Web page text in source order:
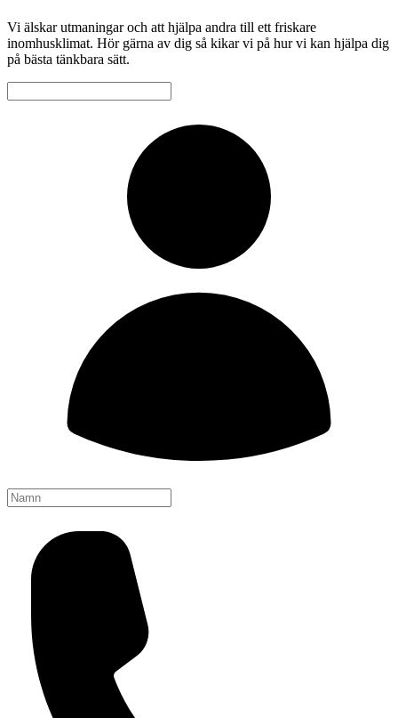
Vi älskar utmaningar och att hjälpa andra till ett friskare
inomhusklimat. Hör gärna av dig så kikar vi på hur vi kan hjälpa dig
på bästa tänkbara sätt.